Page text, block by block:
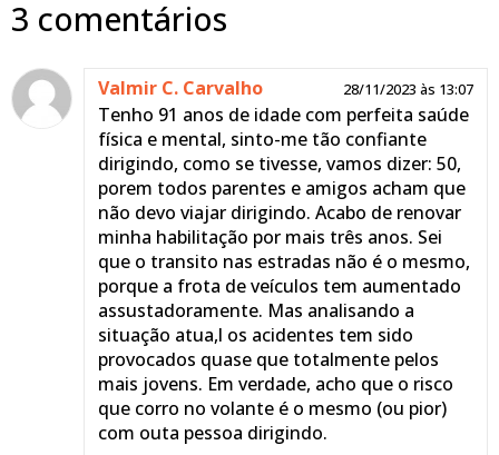
3 comentários
Valmir C. Carvalho 28/11/2023 às 13:07
Tenho 91 anos de idade com perfeita saúde
física e mental, sinto-me tão confiante
dirigindo, como se tivesse, vamos dizer: 50,
porem todos parentes e amigos acham que
não devo viajar dirigindo. Acabo de renovar
minha habilitação por mais três anos. Sei
que o transito nas estradas não é o mesmo,
porque a frota de veículos tem aumentado
assustadoramente. Mas analisando a
situação atua,l os acidentes tem sido
provocados quase que totalmente pelos
mais jovens. Em verdade, acho que o risco
que corro no volante é o mesmo (ou pior)
com outa pessoa dirigindo.